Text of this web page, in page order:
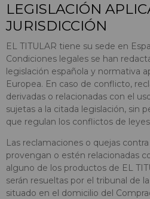
LEGISLACIÓN
JURISDICCIÓN
EL TITULAR tiene su sede en
Condiciones legales se han
legislación española y normativa
Europea. En caso de conflicto,
derivadas o relacionadas con el
sujetas a la citada legislación, sin
que regulan los conflictos de
Las reclamaciones o quejas
provengan o estén relacionadas
alguno de los productos de EL
serán resueltas por el tribunal de
situado en el domicilio del